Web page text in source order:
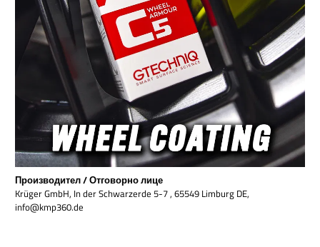
Производител / Отговорно лице
Krüger GmbH, In der Schwarzerde 5-7 , 65549 Limburg DE,
info@kmp360.de